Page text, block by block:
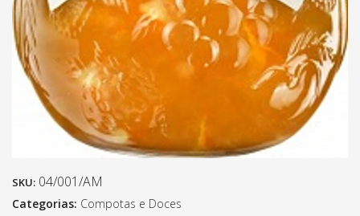
SKU: 04/001/AM
Categorias: Compotas e Doces